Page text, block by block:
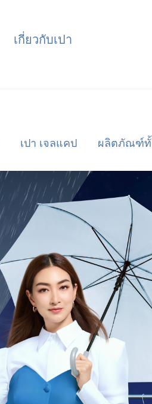
เกี่ยวกับเปา
เปา เจลแคป ผลิตภัณฑ์ทั้